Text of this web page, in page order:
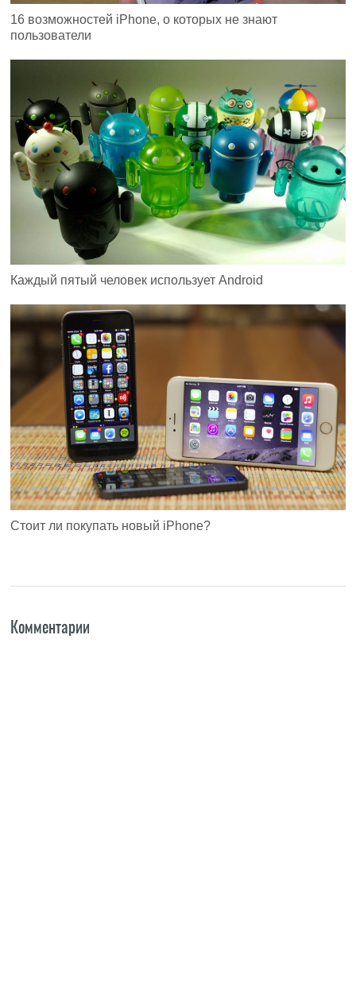
16 возможностей iPhone, о которых не знают
пользователи
Каждый пятый человек использует Android
Стоит ли покупать новый iPhone?
Комментарии